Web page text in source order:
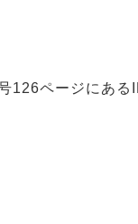
126ページにあ